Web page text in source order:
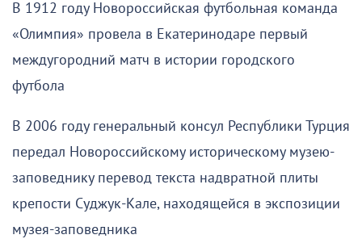
В 1912 году Новороссийская футбольная команда
«Олимпия» провела в Екатеринодаре первый
междугородний матч в истории городского
футбола
В 2006 году генеральный консул Республики Турция
передал Новороссийскому историческому музею-
заповеднику перевод текста надвратной плиты
крепости Суджук-Кале, находящейся в экспозиции
музея-заповедника